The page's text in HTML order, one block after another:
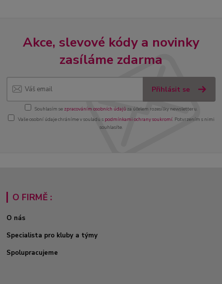
Akce, slevové kódy a novinky
zasíláme zdarma
Přihlásit se
Souhlasím se zpracováním osobních údajůza účelem rozesílky newsletteru.
Vaše osobní údaje chráníme v souladu s podmínkami ochrany soukromí. Potvrzením s nimi
souhlasíte.
O FIRMĚ :
O nás
Specialista pro kluby a týmy
Spolupracujeme